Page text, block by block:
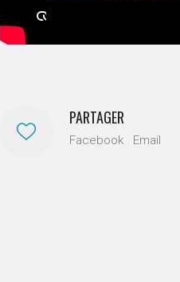
PARTAGER
Facebook Email